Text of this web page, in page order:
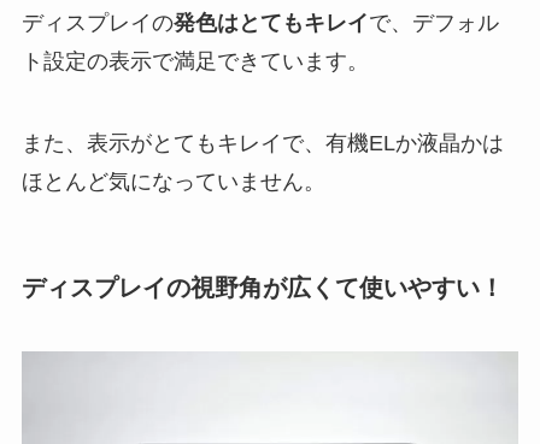
ディスプレイの発色はとてもキレイで、デフォル
ト設定の表示で満足できています。
また、表示がとてもキレイで、有機ELか液晶かは
ほとんど気になっていません。
ディスプレイの視野角が広くて使いやすい！